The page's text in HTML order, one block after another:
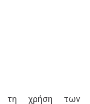
τη χρήση των